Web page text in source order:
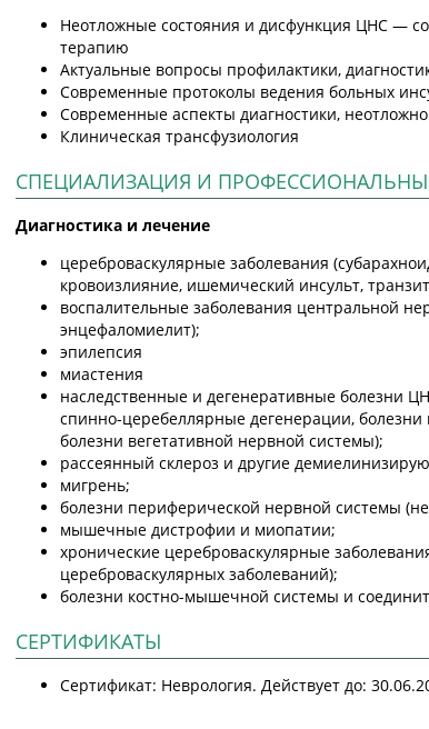
Неотложные состояния и дисфункция ЦНС —
терапию
Актуальные вопросы профилактики,
Современные протоколы ведения больных
Современные аспекты диагностики,
Клиническая трансфузиология
СПЕЦИАЛИЗАЦИЯ И
Диагностика и лечение
цереброваскулярные заболевания
кровоизлияние, ишемический инсульт,
воспалительные заболевания центральной
энцефаломиелит);
эпилепсия
миастения
наследственные и дегенеративные болезни
спинно-церебеллярные дегенерации, болезни
болезни вегетативной нервной системы);
рассеянный склероз и другие
мигрень;
болезни периферической нервной системы
мышечные дистрофии и миопатии;
хронические цереброваскулярные
цереброваскулярных заболеваний);
болезни костно-мышечной системы и
СЕРТИФИКАТЫ
Сертификат: Неврология. Действует до: